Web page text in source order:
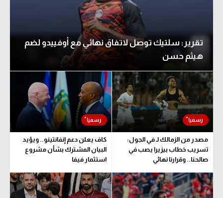
الوطن العربي
في المونديال
رياضة نسائية
آسيا
أمريكا
ركن الألعاب
Gamers
تقرير: سلتيك توصل لاتفاق نهائي مع أوفييدو لضم
هيثم حسن
مصدر من الزمالك لـ في الجول:
تسريب خطاب بيزيرا يصب في
صالحنا.. وقرارنا نهائي
كاف يعلن دعم إنفانتينو.. ويؤيد
البيان المشترك بشأن مشروع
استثمار فيفا